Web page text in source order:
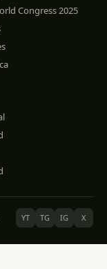
Congress 2025
YT TG IG X